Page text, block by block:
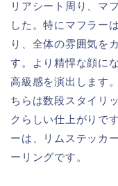
リアシート周り、マ
した。特にマフラー
り、全体の雰囲気を
す。より精悍な顔に
高級感を演出します
ちらは数段スタイリ
クらしい仕上がりで
ーは、リムステッカ
ーリングです。